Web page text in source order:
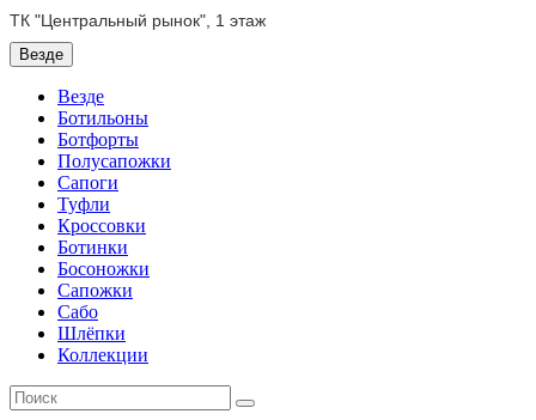
ТК "Центральный рынок", 1 этаж
Везде
Везде
Ботильоны
Ботфорты
Полусапожки
Сапоги
Туфли
Кроссовки
Ботинки
Босоножки
Сапожки
Сабо
Шлёпки
Коллекции